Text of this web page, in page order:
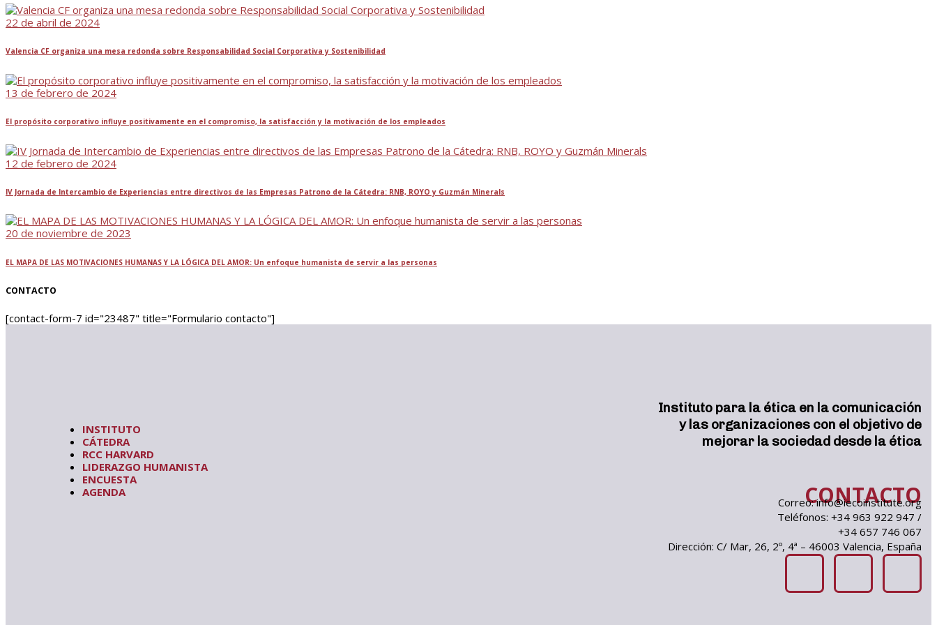
22 de abril de 2024
Valencia CF organiza una mesa redonda sobre Responsabilidad Social Corporativa y Sostenibilidad
13 de febrero de 2024
El propósito corporativo influye positivamente en el compromiso, la satisfacción y la motivación de los empleados
12 de febrero de 2024
IV Jornada de Intercambio de Experiencias entre directivos de las Empresas Patrono de la Cátedra: RNB, ROYO y Guzmán Minerals
20 de noviembre de 2023
EL MAPA DE LAS MOTIVACIONES HUMANAS Y LA LÓGICA DEL AMOR: Un enfoque humanista de servir a las personas
CONTACTO
[contact-form-7 id="23487" title="Formulario contacto"]
INSTITUTO
CÁTEDRA
RCC HARVARD
LIDERAZGO HUMANISTA
ENCUESTA
AGENDA
Instituto para la ética en la comunicación
y las organizaciones con el objetivo de
mejorar la sociedad desde la ética
CONTACTO
Correo: info@iecoinstitute.org
Teléfonos: +34 963 922 947 /
+34 657 746 067
Dirección: C/ Mar, 26, 2º, 4ª – 46003 Valencia, España